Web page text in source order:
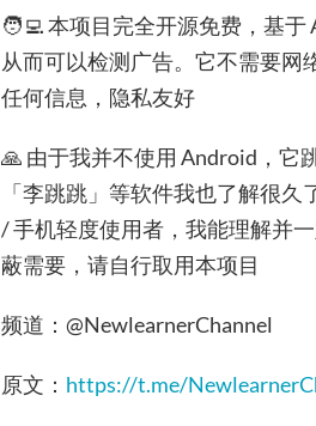
🧑‍💻 本项目完全开源免费，基于
从而可以检测广告。它不需要网
任何信息，隐私友好
🙏 由于我并不使用 Android，它
「李跳跳」等软件我也了解很
/ 手机轻度使用者，我能理解并
蔽需要，请自行取用本项目
频道：@NewlearnerChannel
原文： https://t.me/